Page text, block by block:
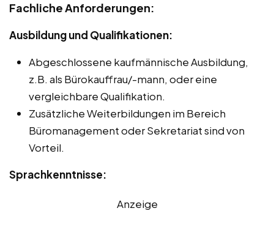
Fachliche Anforderungen:
Ausbildung und Qualifikationen:
Abgeschlossene kaufmännische Ausbildung,
z.B. als Bürokauffrau/-mann, oder eine
vergleichbare Qualifikation.
Zusätzliche Weiterbildungen im Bereich
Büromanagement oder Sekretariat sind von
Vorteil.
Sprachkenntnisse:
Anzeige